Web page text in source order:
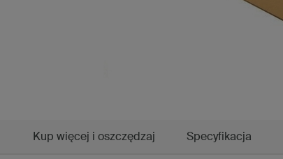
Kup więcej i oszczędzaj Specyfikacja